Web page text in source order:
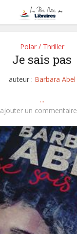
Polar / Thriller
Je sais pas
auteur : Barbara Abel
...
ajouter un commentaire